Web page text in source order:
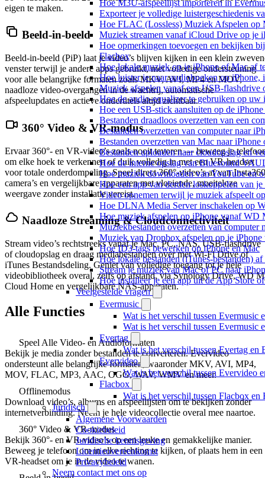
Hoe M3U-afspeellijst importeren in
Exporteer je volledige luistergeschiedenis
Hoe FLAC (Lossless) Muziek Afspelen op
Muziek streamen vanaf iCloud Drive op je
Hoe opmerkingen toevoegen en bekijken
Flacbox
Hoe lokale muziek op je iPhone of Mac af
Hoe luister je naar audioboeken op iPhone,
Muziek afspelen vanaf een USB-
Hoe de audio-equalizer te gebruiken op
Hoe een USB-stick aansluiten op de
Bestanden draadloos overzetten van een
Bestanden overzetten van computer naar
Bestanden overzetten van Mac naar
Bestanden uploaden naar cloudopslag en
Hoe de interne opslag van Bluesound
Hoe muziek downloaden van YouTube en
Hoe een app van derden loskoppelen van
Video opnemen terwijl je muziek afspeelt
Hoe DLNA Media Server inschakelen op
Hoe muziek afspelen op iPhone vanaf WD
Muziekbestanden overzetten van
Muziek van Dropbox afspelen op je
Hoe ID3-tags bewerken op iPhone en Mac
Hoe lokale bestanden (iTunes-bestanden)
Stream je muziek van Mac of PC naar
Hoe installeer je een app uit de App Store
Veelgestelde vragen
Evermusic
Wat is het verschil tussen Evermusic
Wat is het verschil tussen Evermusic
Evertag
Wat is het verschil tussen Evertag en
Evervideo
Wat is het verschil tussen Evervideo
Flacbox
Wat is het verschil tussen Flacbox en
Juridisch
Algemene Voorwaarden
Cookiebeleid
Juridische kennisgeving
Licentieovereenkomst
Privacybeleid
Neem contact met ons op
eigen te maken.
Beeld-in-beeld
Beeld-in-beeld (PiP) laat je video’s blijven kijken in een klein
venster terwijl je andere apps gebruikt, met volledige ondersteuning
voor alle belangrijke formaten zoals MKV, AVI, MP4 en MOV,
naadloze video-overgangen in de wachtrij, automatische
afspeelupdates en actieve ondertitels altijd zichtbaar.
360° Video & VR-modus
Ervaar 360°- en VR-video’s zoals nooit tevoren — beweeg je
om elke hoek te verkennen of duik volledig in met een VR-headset
voor totale onderdompeling. Speel direct 360°-video’s af van
camera’s en vergelijkbare apparaten met vloeiende, moeiteloze
weergave zonder installatie vereist.
Naadloze Streaming & Cloudconnectiviteit
Stream video’s rechtstreeks vanaf je Mac, PC, NAS, USB-flashdrive
of cloudopslag en draag mediabestanden over met Wi-Fi Drive of
iTunes Bestandsdeling. Geniet van volledige toegang tot je hele
videobibliotheek overal, zelfs op afstand, via Synology Drive, WD
Cloud Home en vergelijkbare NAS-apparaten.
Alle Functies
Speel Alle Video- en Audioformaten
Bekijk je media zonder bestanden te converteren. Evervideo
ondersteunt alle belangrijke formaten, waaronder MKV, AVI, MP4,
MOV, FLAC, MP3, AAC, OGG, WAV, WMV en meer.
Offlinemodus
Download video’s, albums en afspeellijsten om te bekijken zonder
internetverbinding. Neem je hele videocollectie overal mee naartoe.
360° Video & VR-modus
Bekijk 360°- en VR-video’s op een leuke en gemakkelijke manier.
Beweeg je telefoon om in elke richting te kijken, of plaats hem in een
VR-headset om je in de video te wanen.